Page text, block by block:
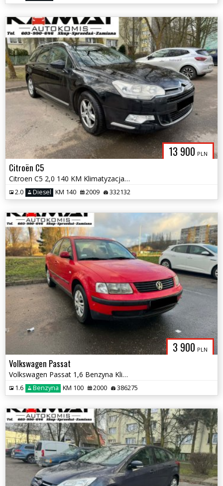
13 900 PLN
Citroën C5
Citroen C5 2,0 140 KM Klimatyzacja Zamiana
2.0 Diesel KM 140 2009 332132
3 900 PLN
Volkswagen Passat
Volkswagen Passat 1,6 Benzyna Klimatyzacja Zamiana
1.6 Benzyna KM 100 2000 386275